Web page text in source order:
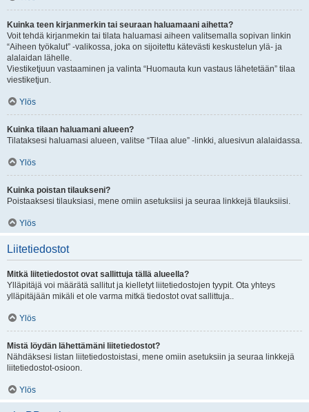
Kuinka teen kirjanmerkin tai seuraan haluamaani aihetta?
Voit tehdä kirjanmekin tai tilata haluamasi aiheen valitsemalla sopivan linkin
“Aiheen työkalut” -valikossa, joka on sijoitettu kätevästi keskustelun ylä- ja
alalaidan lähelle.
Viestiketjuun vastaaminen ja valinta “Huomauta kun vastaus lähetetään” tilaa
viestiketjun.
Ylös
Kuinka tilaan haluamani alueen?
Tilataksesi haluamasi alueen, valitse “Tilaa alue” -linkki, aluesivun alalaidassa.
Ylös
Kuinka poistan tilaukseni?
Poistaaksesi tilauksiasi, mene omiin asetuksiisi ja seuraa linkkejä tilauksiisi.
Ylös
Liitetiedostot
Mitkä liitetiedostot ovat sallittuja tällä alueella?
Ylläpitäjä voi määrätä sallitut ja kielletyt liitetiedostojen tyypit. Ota yhteys
ylläpitäjään mikäli et ole varma mitkä tiedostot ovat sallittuja..
Ylös
Mistä löydän lähettämäni liitetiedostot?
Nähdäksesi listan liitetiedostoistasi, mene omiin asetuksiin ja seuraa linkkejä
liitetiedostot-osioon.
Ylös